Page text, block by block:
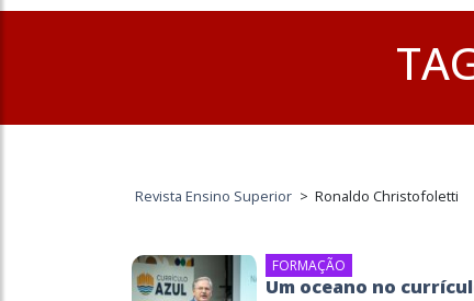
Revista Ensino Superior > Ronaldo Christofoletti
FORMAÇÃO
Um oceano no